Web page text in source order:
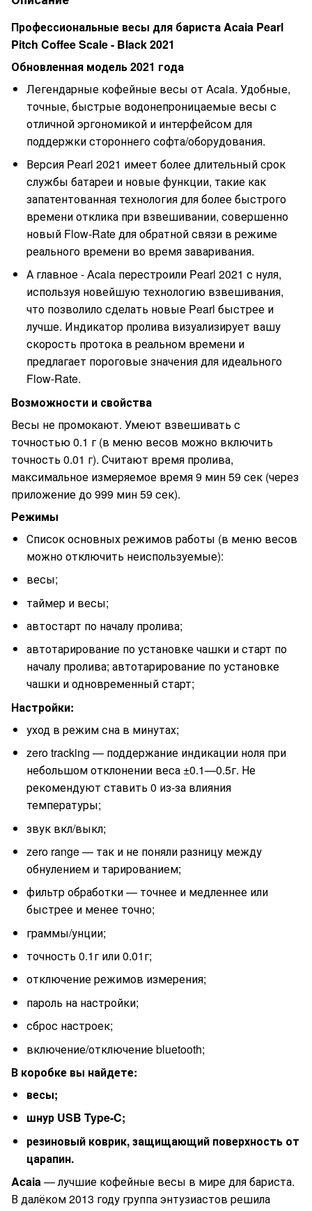
Профессиональные весы для бариста Acaia Pearl
Pitch Coffee Scale - Black 2021
Обновленная модель 2021 года
Легендарные кофейные весы от Acaia. Удобные,
точные, быстрые водонепроницаемые весы с
отличной эргономикой и интерфейсом для
поддержки стороннего софта/оборудования.
Версия Pearl 2021 имеет более длительный срок
службы батареи и новые функции, такие как
запатентованная технология для более быстрого
времени отклика при взвешивании, совершенно
новый Flow-Rate для обратной связи в режиме
реального времени во время заваривания.
А главное - Acaia перестроили Pearl 2021 с нуля,
используя новейшую технологию взвешивания,
что позволило сделать новые Pearl быстрее и
лучше. Индикатор пролива визуализирует вашу
скорость протока в реальном времени и
предлагает пороговые значения для идеального
Flow-Rate.
Возможности и свойства
Весы не промокают. Умеют взвешивать с
точностью 0.1 г (в меню весов можно включить
точность 0.01 г). Считают время пролива,
максимальное измеряемое время 9 мин 59 сек (через
приложение до 999 мин 59 сек).
Режимы
Список основных режимов работы (в меню весов
можно отключить неиспользуемые):
весы;
таймер и весы;
автостарт по началу пролива;
автотарирование по установке чашки и старт по
началу пролива; автотарирование по установке
чашки и одновременный старт;
Настройки:
уход в режим сна в минутах;
zero tracking — поддержание индикации ноля при
небольшом отклонении веса ±0.1—0.5г. Не
рекомендуют ставить 0 из-за влияния
температуры;
звук вкл/выкл;
zero range — так и не поняли разницу между
обнулением и тарированием;
фильтр обработки — точнее и медленнее или
быстрее и менее точно;
граммы/унции;
точность 0.1г или 0.01г;
отключение режимов измерения;
пароль на настройки;
сброс настроек;
включение/отключение bluetooth;
В коробке вы найдете:
весы;
шнур USB Type-C;
резиновый коврик, защищающий поверхность от
царапин.
Acaia— лучшие кофейные весы в мире для бариста.
В далёком 2013 году группа энтузиастов решила